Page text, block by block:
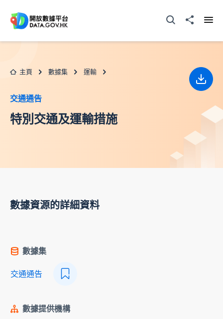
打開搜尋器分享至
主頁 數據集 運輸
交通通告
特別交通及運輸措施
下載
數據資源的詳細資料
數據集
交通通告
數據提供機構